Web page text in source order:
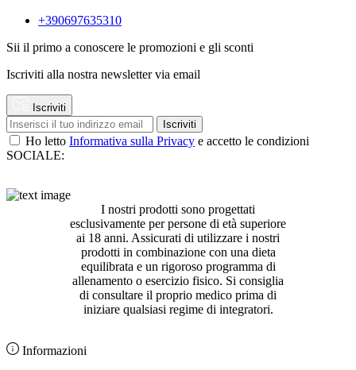
+390697635310
Sii il primo a conoscere le promozioni e gli sconti
Iscriviti alla nostra newsletter via email
Iscriviti
Iscriviti
Ho letto Informativa sulla Privacy e accetto le condizioni
SOCIALE:
I nostri prodotti sono progettati
esclusivamente per persone di età superiore
ai 18 anni. Assicurati di utilizzare i nostri
prodotti in combinazione con una dieta
equilibrata e un rigoroso programma di
allenamento o esercizio fisico. Si consiglia
di consultare il proprio medico prima di
iniziare qualsiasi regime di integratori.
Informazioni